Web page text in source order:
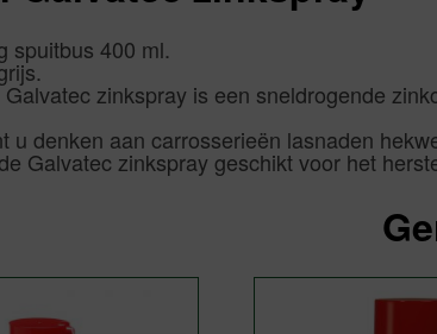
spuitbus 400 ml.
Galvatec zinkspray is een sneldrogende
u denken aan carrosserieën lasnaden
Galvatec zinkspray geschikt voor het